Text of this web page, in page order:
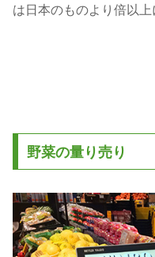
は日本のものより倍以上
野菜の量り売り